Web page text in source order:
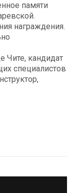
памяти
награждения.
Чите, кандидат
специалистов